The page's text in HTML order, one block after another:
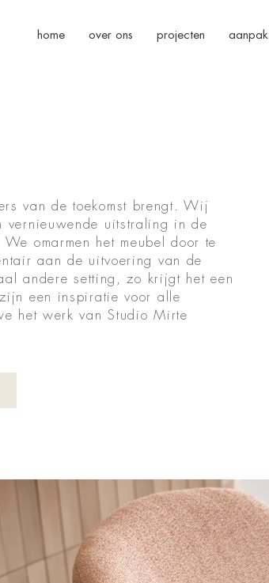
home over ons projecten aanpak
van de toekomst brengt. Wij
vernieuwende uitstraling in de
omarmen het meubel door te
aan de uitvoering van de
andere setting, zo krijgt het een
een inspiratie voor alle
het werk van Studio Mirte